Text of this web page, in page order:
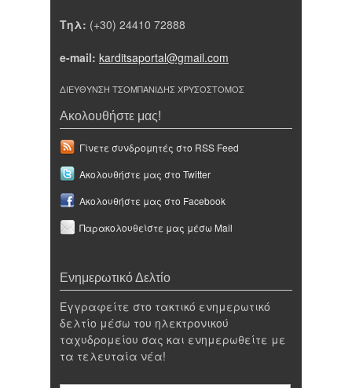
Τηλ: (+30) 24410 72888
e-mail: karditsaportal@gmail.com
ΔΙΕΥΘΥΝΣΗ ΤΣΟΜΠΑΝΙΔΗΣ ΧΡΥΣΟΣΤΟΜΟΣ
Ακολουθήστε μας!
Γίνετε συνδρομητές στο RSS Feed
Ακολουθήστε μας στο Twitter
Ακολουθήστε μας στο Facebook
Παρακολουθείστε μας μέσω Mail
Ενημερωτικό Δελτίο
Εγγραφείτε στο τακτικό ενημερωτικό
δελτίο μέσω του ηλεκτρονικού
ταχυδρομείου σας και ενημερωθείτε με
τα τελευταία νέα!